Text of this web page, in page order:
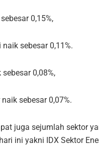
0,15%,
sebesar 0,11%.
0,08%,
sebesar 0,07%.
juga sejumlah sektor
ini yakni IDX Sektor